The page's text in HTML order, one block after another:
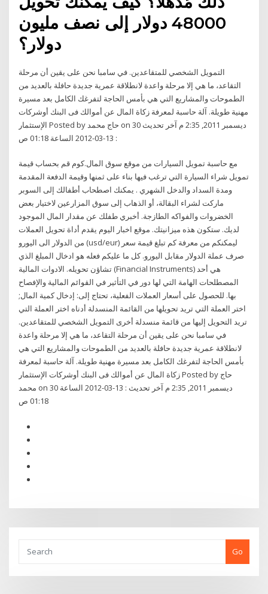
48000 دولار إلى نصف مليون
دولار؟
التمويل الشخصي للمتقاعدين. في سامبا نحن على يقين أن مرحلة
التقاعد، ما هي إلا مرحلة واعدة لانطلاقة عمرية جديدة حافلة بالعديد من
الطموحات والمشاريع التي هي بأمس الحاجة لتفرغك الكامل بعد مسيرة
مهنية طويلة. آلة حاسبة لمعرفة زكاة المال عن أموالك فى البنك أوشركات
الإستثمار Posted by حاج محمد on 30 ديسمبر 2011, 2:35 م آخر تحديث
: 13-03-2012 الساعة 01:18 ص
مع حاسبة تمويل السيارات من موقع سوق المال.كوم قم بحساب قيمة
تمويل شراء السيارة التي ترغب فيها بناء على ثمنها وقيمة الدفعة المقدمة
ومدة السداد والدخل الشهري . يمكنك اصطحاب أطفالك إلى السوبر
ماركت لشراء البقالة، أو الذهاب إلى سوق المزارعين لاختيار بعض
الخضروات والفواكه الطازجة. أخبري طفلك عن مقدار المال الموجود
لديك. ستكون هذه ميزانيتك. موقع اخبار اليوم يقدم أداة تحويل العملات
من الدولار الى اليورو (usd/eur) ليمكنكم من معرفة كم تبلغ قيمة سعر
صرف عملة الدولار مقابل اليورو. كل ما عليكم فعله هو ادخال المبلغ الذي
تشاؤن تحويله. الادوات المالية (Financial Instruments) هي أحد
المصطلحات الهامة التي لها دور في التأثير في القوائم المالية والإفصاح
بها. للحصول على أسعار العملات الفعلية، تحتاج إلى: إدخال كمية المال;
اختر العملة التي تريد تحويلها من القائمة المنسدلة أدناه اختر العملة التي
تريد التحويل إليها من قائمة منسدلة أخرى التمويل الشخصي للمتقاعدين.
في سامبا نحن على يقين أن مرحلة التقاعد، ما هي إلا مرحلة واعدة
لانطلاقة عمرية جديدة حافلة بالعديد من الطموحات والمشاريع التي هي
بأمس الحاجة لتفرغك الكامل بعد مسيرة مهنية طويلة. آلة حاسبة لمعرفة
زكاة المال عن أموالك فى البنك أوشركات الإستثمار Posted by حاج
محمد on 30 ديسمبر 2011, 2:35 م آخر تحديث : 13-03-2012 الساعة
01:18 ص
Go